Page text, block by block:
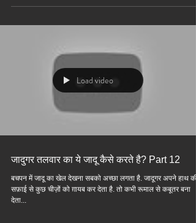
Load video
जादुगर तलवार का ये जादू कैसे करते है? Part 12
बचपन में जादू का खेल देखना सबको अच्छा लगता है. जादूगर अपने हाथ की
सफ़ाई से कुछ चीज़ों को ग़ायब कर देता है. तो कभी रूमाल से कबूतर बना
देता...